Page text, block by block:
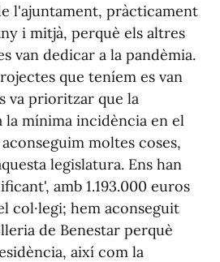
l'ajuntament, pràcticament
i mitjà, perquè els altres
van dedicar a la pandèmia.
que teníem es van
va prioritzar que la
la mínima incidència en el
moltes coses,
legislatura. Ens han
amb 1.193.000 euros
col·legi; hem aconseguit
de Benestar perquè
així com la